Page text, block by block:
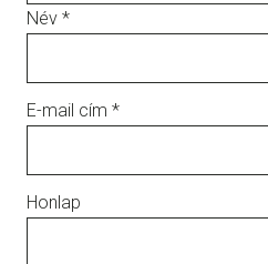
Név *
E-mail cím *
Honlap